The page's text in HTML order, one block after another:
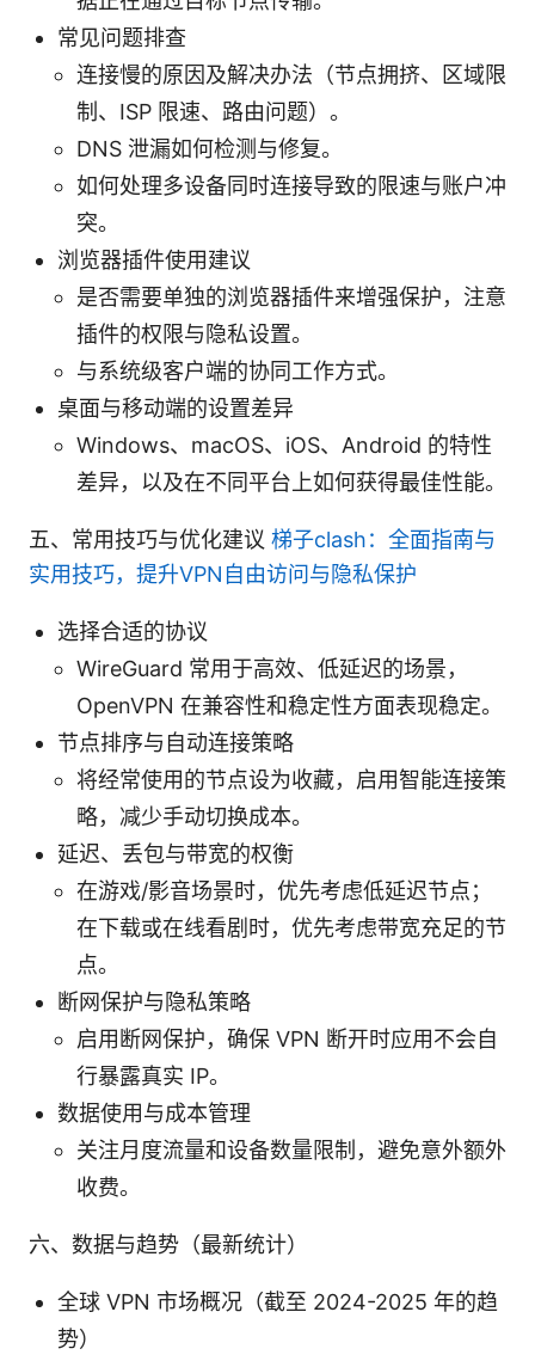
常见问题排查
连接慢的原因及解决办法（节点拥挤、区域限
制、ISP 限速、路由问题）。
DNS 泄漏如何检测与修复。
如何处理多设备同时连接导致的限速与账户冲
突。
浏览器插件使用建议
是否需要单独的浏览器插件来增强保护，注意
插件的权限与隐私设置。
与系统级客户端的协同工作方式。
桌面与移动端的设置差异
Windows、macOS、iOS、Android 的特性
差异，以及在不同平台上如何获得最佳性能。
五、常用技巧与优化建议 梯子clash：全面指南与
实用技巧，提升VPN自由访问与隐私保护
选择合适的协议
WireGuard 常用于高效、低延迟的场景，
OpenVPN 在兼容性和稳定性方面表现稳定。
节点排序与自动连接策略
将经常使用的节点设为收藏，启用智能连接策
略，减少手动切换成本。
延迟、丢包与带宽的权衡
在游戏/影音场景时，优先考虑低延迟节点；
在下载或在线看剧时，优先考虑带宽充足的节
点。
断网保护与隐私策略
启用断网保护，确保 VPN 断开时应用不会自
行暴露真实 IP。
数据使用与成本管理
关注月度流量和设备数量限制，避免意外额外
收费。
六、数据与趋势（最新统计）
全球 VPN 市场概况（截至 2024-2025 年的趋
势）